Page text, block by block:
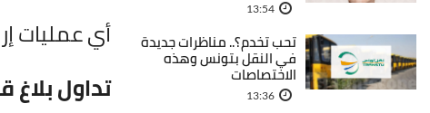
أي عمليات
تداول بلاغ
13:54
تحب تخدم؟.. مناظرات جديدة
في النقل بتونس وهذه
الاختصاصات
13:36